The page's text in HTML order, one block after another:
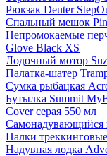
Рюкзак Deuter
Спальный мешок
Непромокаемые
Glove Black XS
Лодочный мотор
Палатка-шатер
Сумка рыбацкая
Бутылка Summit
Cover серая 550 мл
Самонадувающийся
Палки
Надувная лодка